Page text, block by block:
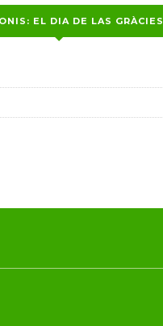
EL DIA DE LAS GRÀCIES